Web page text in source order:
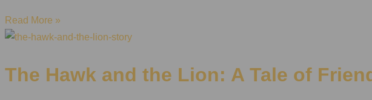
Read More »
The Hawk and the Lion: A Tale of